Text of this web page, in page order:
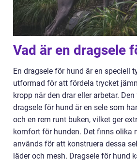
Vad är en dragsele
En dragsele för hund är en speciell
utformad för att fördela trycket
kropp när den drar eller arbetar.
dragsele för hund är en sele som
och en rem runt buken, vilket ger
komfort för hunden. Det finns olika
används för att konstruera dessa
läder och mesh. Dragsele för hund